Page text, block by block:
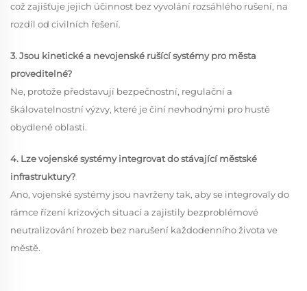
což zajišťuje jejich účinnost bez vyvolání rozsáhlého rušení, na
rozdíl od civilních řešení.
3. Jsou kinetické a nevojenské rušící systémy pro města
proveditelné?
Ne, protože představují bezpečnostní, regulační a
škálovatelnostní výzvy, které je činí nevhodnými pro hustě
obydlené oblasti.
4. Lze vojenské systémy integrovat do stávající městské
infrastruktury?
Ano, vojenské systémy jsou navrženy tak, aby se integrovaly do
rámce řízení krizových situací a zajistily bezproblémové
neutralizování hrozeb bez narušení každodenního života ve
městě.